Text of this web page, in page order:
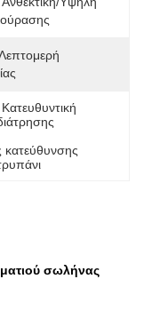
κατεύθυνσης
σωλήνας